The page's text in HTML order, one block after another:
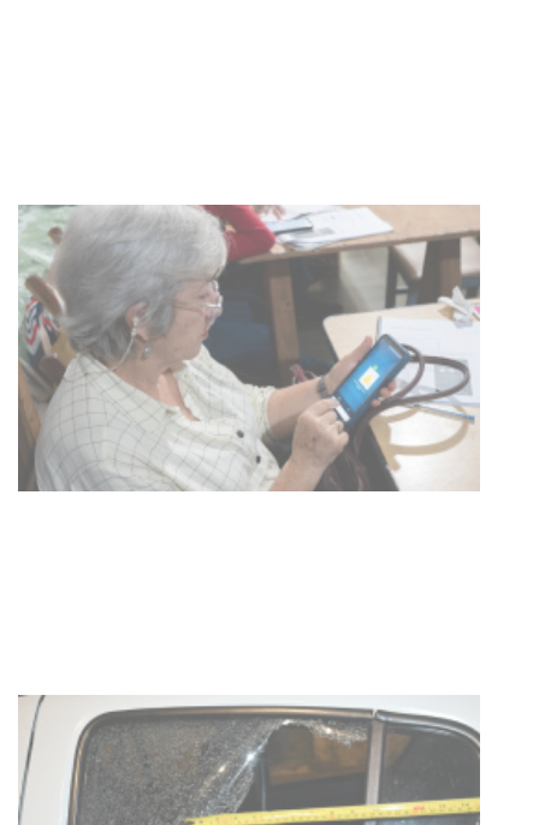
Actualización sobre la agenda de
vacunación contra el
meningococo
03-08-2026
UTE hizo llamado laboral para
personas en situación de
discapacidad
NOTICIAS